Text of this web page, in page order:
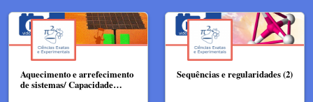
Aquecimento e arrefecimento
de sistemas/ Capacidade…
Sequências e regularidades (2)